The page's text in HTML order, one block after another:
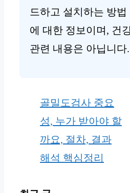
드하고 설치하는 방법
에 대한 정보이며, 건
관련 내용은 아닙니다.
골밀도검사 중요
성, 누가 받아야 할
까요, 절차, 결과
해석 핵심정리